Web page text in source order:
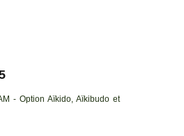
- Option Aïkido, Aïkibudo et
16 Décembre 2025